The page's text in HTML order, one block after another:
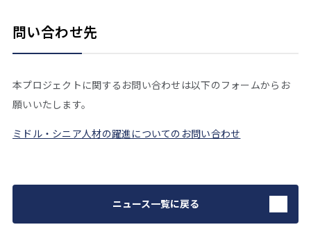
問い合わせ先
本プロジェクトに関するお問い合わせは以下のフォームからお
願いいたします。
ミドル・シニア人材の躍進についてのお問い合わせ
ニュース一覧に戻る